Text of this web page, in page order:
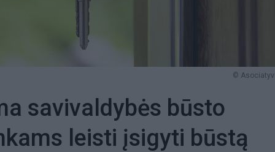
©
savivaldybės būsto
leisti įsigyti būstą